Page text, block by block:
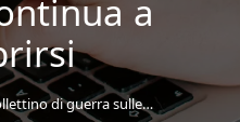
a
Dati Istat, il bollettino di guerra sulle strade italiane continua a inasprirsi